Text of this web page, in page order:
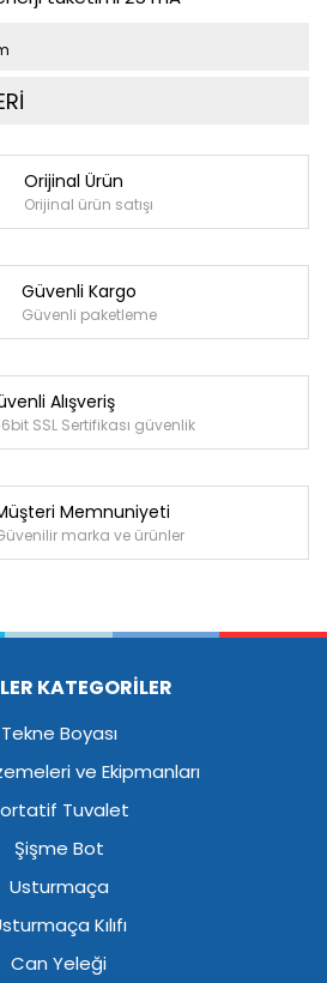
Orijinal Ürün
Orijinal ürün satışı
Güvenli Kargo
Güvenli paketleme
Alışveriş
SSL Sertifikası güvenlik
Memnuniyeti
marka ve ürünler
KATEGORİLER
Tekne Boyası
ve Ekipmanları
Tuvalet
Şişme Bot
Usturmaça
Kılıfı
Can Yeleği